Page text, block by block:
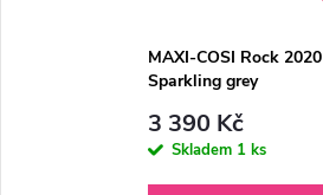
MAXI-COSI Rock 2020
Sparkling grey
3 390 Kč
Skladem 1 ks